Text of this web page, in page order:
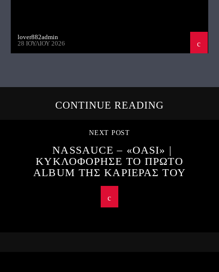
lover882admin
28 ΙΟΥΛΊΟΥ 2026
CONTINUE READING
NEXT POST
NASSAUCE – «OASI» |
ΚΥΚΛΟΦΟΡΗΣΕ ΤΟ ΠΡΩΤΟ
ALBUM ΤΗΣ ΚΑΡΙΕΡΑΣ ΤΟΥ